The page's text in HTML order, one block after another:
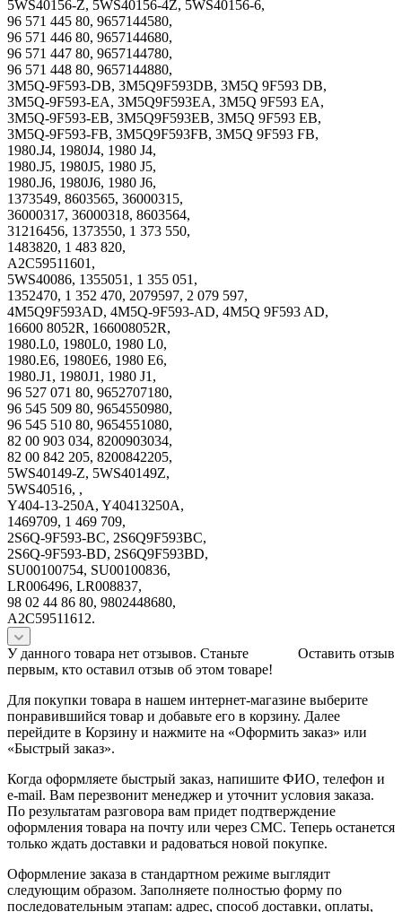
5WS40156-Z, 5WS40156-4Z, 5WS40156-6,
96 571 445 80, 9657144580,
96 571 446 80, 9657144680,
96 571 447 80, 9657144780,
96 571 448 80, 9657144880,
3M5Q-9F593-DB, 3M5Q9F593DB, 3M5Q 9F593 DB,
3M5Q-9F593-EA, 3M5Q9F593EA, 3M5Q 9F593 EA,
3M5Q-9F593-EB, 3M5Q9F593EB, 3M5Q 9F593 EB,
3M5Q-9F593-FB, 3M5Q9F593FB, 3M5Q 9F593 FB,
1980.J4, 1980J4, 1980 J4,
1980.J5, 1980J5, 1980 J5,
1980.J6, 1980J6, 1980 J6,
1373549, 8603565, 36000315,
36000317, 36000318, 8603564,
31216456, 1373550, 1 373 550,
1483820, 1 483 820,
A2C59511601,
5WS40086, 1355051, 1 355 051,
1352470, 1 352 470, 2079597, 2 079 597,
4M5Q9F593AD, 4M5Q-9F593-AD, 4M5Q 9F593 AD,
16600 8052R, 166008052R,
1980.L0, 1980L0, 1980 L0,
1980.E6, 1980E6, 1980 E6,
1980.J1, 1980J1, 1980 J1,
96 527 071 80, 9652707180,
96 545 509 80, 9654550980,
96 545 510 80, 9654551080,
82 00 903 034, 8200903034,
82 00 842 205, 8200842205,
5WS40149-Z, 5WS40149Z,
5WS40516, ,
Y404-13-250A, Y40413250A,
1469709, 1 469 709,
2S6Q-9F593-BC, 2S6Q9F593BC,
2S6Q-9F593-BD, 2S6Q9F593BD,
SU00100754, SU00100836,
LR006496, LR008837,
98 02 44 86 80, 9802448680,
A2C59511612.
Оставить отзыв
У данного товара нет отзывов. Станьте
первым, кто оставил отзыв об этом товаре!
Для покупки товара в нашем интернет-магазине выберите
понравившийся товар и добавьте его в корзину. Далее
перейдите в Корзину и нажмите на «Оформить заказ» или
«Быстрый заказ».
Когда оформляете быстрый заказ, напишите ФИО, телефон и
e-mail. Вам перезвонит менеджер и уточнит условия заказа.
По результатам разговора вам придет подтверждение
оформления товара на почту или через СМС. Теперь останется
только ждать доставки и радоваться новой покупке.
Оформление заказа в стандартном режиме выглядит
следующим образом. Заполняете полностью форму по
последовательным этапам: адрес, способ доставки, оплаты,